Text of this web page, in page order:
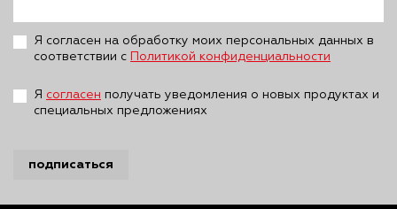
Я согласен на обработку моих персональных данных в
соответствии с
Политикой конфиденциальности
Я согласен получать уведомления о новых продуктах и
специальных предложениях
подписаться